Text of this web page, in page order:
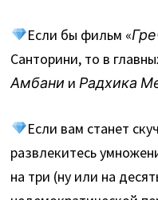
Если бы фильм «
Санторини, то в
Амбани иРадхика
Если вам станет
развлекитесь
на три (ну или на